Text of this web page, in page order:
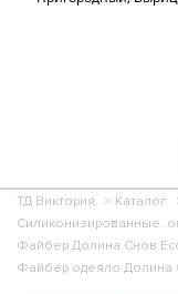
ТД Виктория. > Каталог.
Силиконизированные.
Файбер Долина Снов
Файбер одеяло Долина